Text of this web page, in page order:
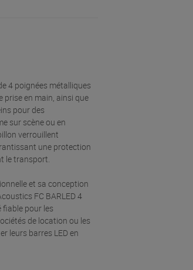
4 poignées métalliques
prise en main, ainsi que
pour des
sur scène ou en
verrouillent
une protection
le transport.
et sa conception
FC BARLED 4
fiable pour les
de location ou les
leurs barres LED en